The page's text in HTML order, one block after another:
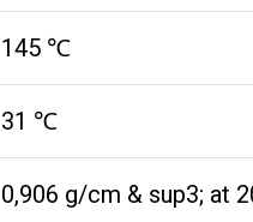
145 ℃
31 ℃
0,906 g/cm & sup3; at